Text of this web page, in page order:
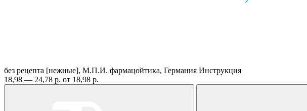
без рецепта [нежные], М.П.И. фармацойтика, Германия Инструкция
18,98 — 24,78 р. от 18,98 р.